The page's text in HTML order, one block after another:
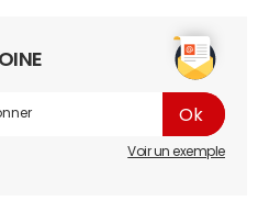
Voir un exemple